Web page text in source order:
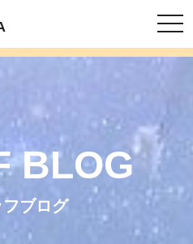
BLOG
フブログ